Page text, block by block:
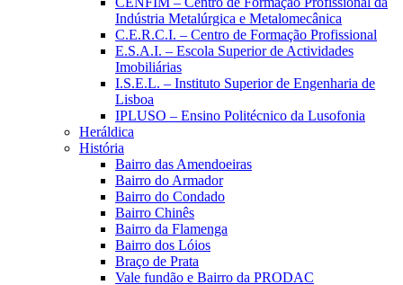
Indústria Metalúrgica e Metalomecânica
C.E.R.C.I. – Centro de Formação Profissional
E.S.A.I. – Escola Superior de Actividades
Imobiliárias
I.S.E.L. – Instituto Superior de Engenharia de
Lisboa
IPLUSO – Ensino Politécnico da Lusofonia
Heráldica
História
Bairro das Amendoeiras
Bairro do Armador
Bairro do Condado
Bairro Chinês
Bairro da Flamenga
Bairro dos Lóios
Braço de Prata
Vale fundão e Bairro da PRODAC